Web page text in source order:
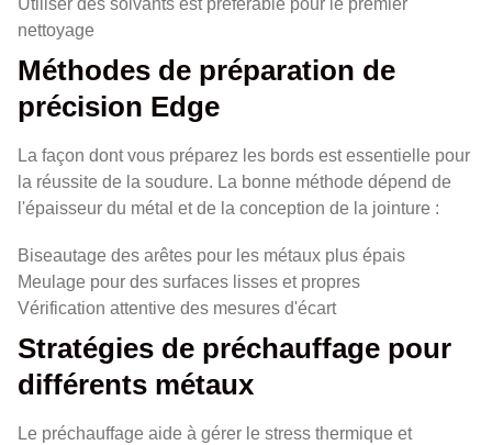
Utiliser des solvants est préférable pour le premier
nettoyage
Méthodes de préparation de
précision Edge
La façon dont vous préparez les bords est essentielle pour
la réussite de la soudure. La bonne méthode dépend de
l'épaisseur du métal et de la conception de la jointure :
Biseautage des arêtes pour les métaux plus épais
Meulage pour des surfaces lisses et propres
Vérification attentive des mesures d'écart
Stratégies de préchauffage pour
différents métaux
Le préchauffage aide à gérer le stress thermique et